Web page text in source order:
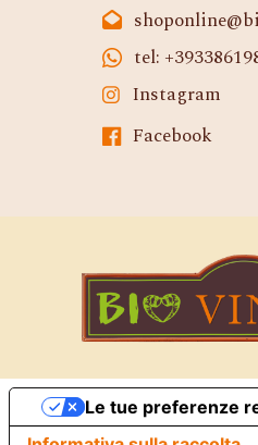
tel:
Instagram
Facebook
Le tue preferenze